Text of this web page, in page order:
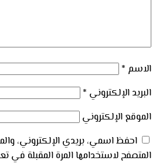
الاسم *
البريد الإلكتروني *
الموقع الإلكتروني
احفظ اسمي، بريدي الإلكتروني،
المتصفح لاستخدامها المرة المقبلة في